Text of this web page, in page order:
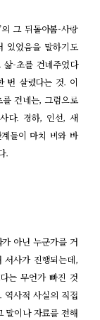
그 뒤돌아봄-사랑
있었음을 말하기도
삶-초를 건네주었다
번 살렸다는 것. 이
를 건네는, 그럼으로
다. 경하, 인선, 새
들이 마치 비와 바
.
아닌 누군가를 거
서사가 진행되는데,
는 무언가 빠진 것
역사적 사실의 직접
말이나 자료를 전해